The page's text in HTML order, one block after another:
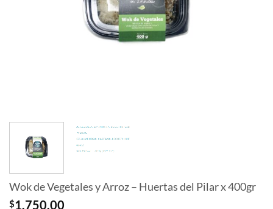
Wok de Vegetales y Arroz – Huertas del Pilar x 400gr
$1.750,00